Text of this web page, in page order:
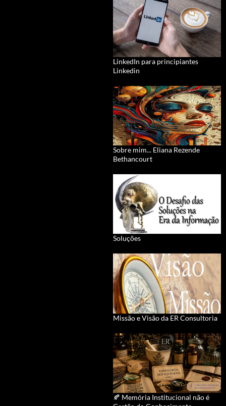
LinkedIn para principiantes
Linkedin
Sobre mim... Eliana Rezende
Bethancourt
Soluções
Missão e Visão da ER Consultoria
🍂 Memória Institucional não é